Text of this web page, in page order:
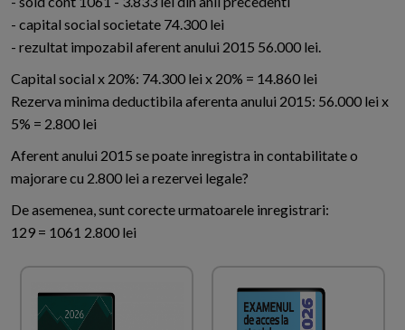
- capital social societate 74.300 lei
- rezultat impozabil aferent anului 2015 56.000 lei.
Capital social x 20%: 74.300 lei x 20% = 14.860 lei
Rezerva minima deductibila aferenta anului 2015: 56.000 lei x
5% = 2.800 lei
Aferent anului 2015 se poate inregistra in contabilitate o
majorare cu 2.800 lei a rezervei legale?
De asemenea, sunt corecte urmatoarele inregistrari:
129 = 1061 2.800 lei